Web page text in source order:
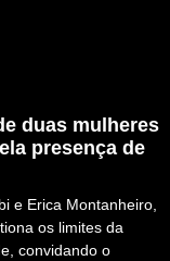
duas mulheres
presença de
e Erica Montanheiro,
os limites da
convidando o